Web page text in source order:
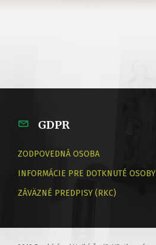
GDPR
ZODPOVEDNÁ OSOBA
INFORMÁCIE PRE DOTKNUTÉ OSOBY
ZÁVÄZNÉ PREDPISY (RKC)